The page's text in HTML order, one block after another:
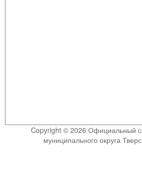
Copyright © 2026 Официальный
муниципального округа